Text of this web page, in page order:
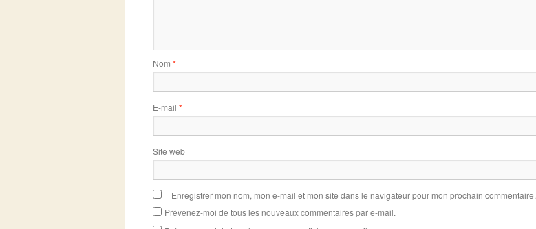
Nom *
E-mail *
Site web
Enregistrer mon nom, mon e-mail et mon site dans le navigateur pour mon prochain commentaire.
Prévenez-moi de tous les nouveaux commentaires par e-mail.